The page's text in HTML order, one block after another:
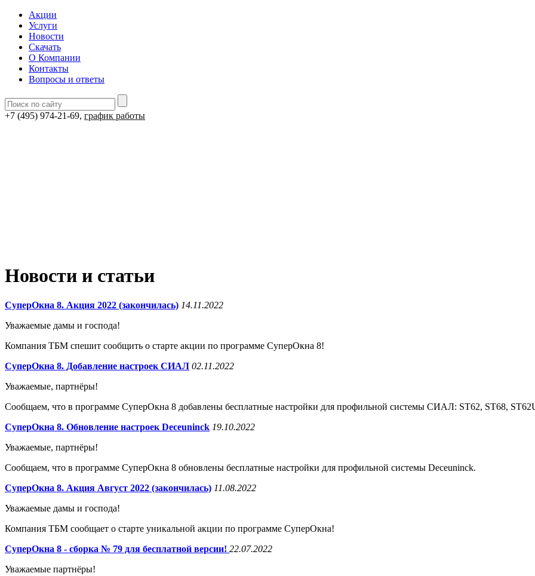
Акции
Услуги
Новости
Скачать
О Компании
Контакты
Вопросы и ответы
+7 (495) 974-21-69, график работы
Новости и статьи
СуперОкна 8. Акция 2022 (закончилась) 14.11.2022
Уважаемые дамы и господа!
Компания ТБМ спешит сообщить о старте акции по программе СуперОкна 8!
СуперОкна 8. Добавление настроек СИАЛ 02.11.2022
Уважаемые, партнёры!
Сообщаем, что в программе СуперОкна 8 добавлены бесплатные настройки для профильной системы СИАЛ: ST62, ST68,
СуперОкна 8. Обновление настроек Deceuninck 19.10.2022
Уважаемые, партнёры!
Сообщаем, что в программе СуперОкна 8 обновлены бесплатные настройки для профильной системы Deceuninck.
СуперОкна 8. Акция Август 2022 (закончилась) 11.08.2022
Уважаемые дамы и господа!
Компания ТБМ сообщает о старте уникальной акции по программе СуперОкна!
СуперОкна 8 - сборка № 79 для бесплатной версии! 22.07.2022
Уважаемые партнёры!